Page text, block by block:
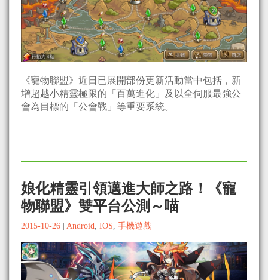
《寵物聯盟》近日已展開部份更新活動當中包括，新
增超越小精靈極限的「百萬進化」及以全伺服最強公
會為目標的「公會戰」等重要系統。
娘化精靈引領邁進大師之路！《寵
物聯盟》雙平台公測～喵
2015-10-26 Android, IOS, 手機遊戲